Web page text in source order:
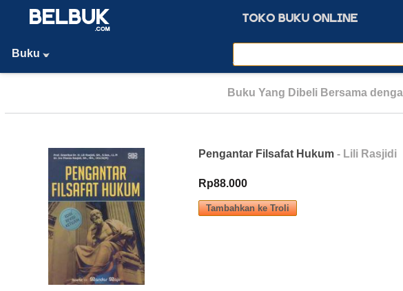
Buku
Buku Yang Dibeli Bersama
Pengantar Filsafat Hukum - Lili Rasjidi
Rp88.000